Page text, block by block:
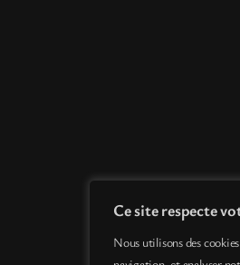
Ce site respecte
Nous utilisons des